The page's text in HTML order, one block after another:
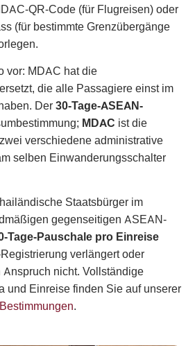
QR-Code (für Flugreisen) oder
(für bestimmte Grenzübergänge
vor: MDAC hat die
die alle Passagiere einst im
Der30-Tage-ASEAN-
MDAC ist die
verschiedene administrative
selben Einwanderungsschalter
Staatsbürger im
gegenseitigen ASEAN-
Tage-Pauschale pro Einreise
verlängert oder
nicht. Vollständige
und Einreise finden Sie auf unserer
.